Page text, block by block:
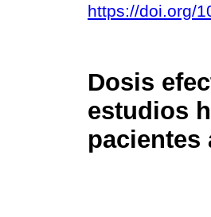
https://doi.org/
Dosis
estudios
pacientes